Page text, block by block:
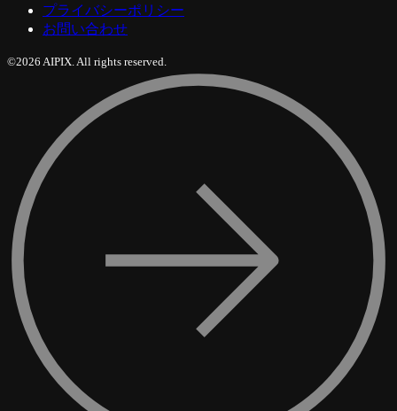
プライバシーポリシー
お問い合わせ
©2026 AIPIX. All rights reserved.